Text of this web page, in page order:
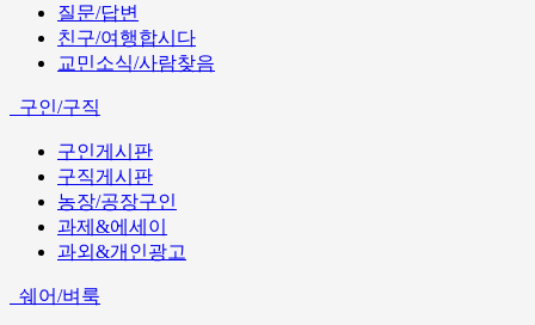
질문/답변
친구/여행합시다
교민소식/사람찾음
구인/구직
구인게시판
구직게시판
농장/공장구인
과제&에세이
과외&개인광고
쉐어/벼룩